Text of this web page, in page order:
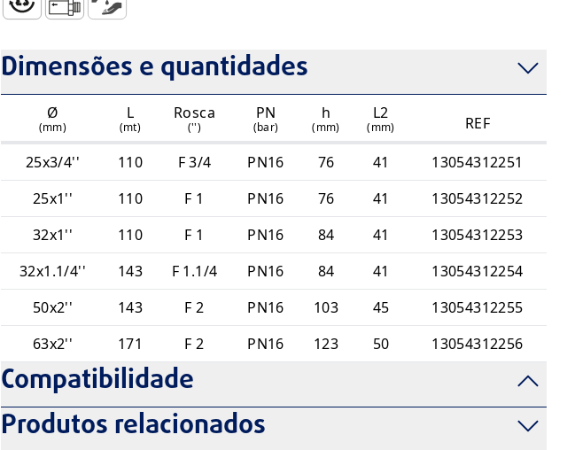
Dimensões e quantidades
Ø
(mm)
L
(mt)
Rosca
('')
PN
(bar)
h
(mm)
L2
(mm)
REF
25x3/4''
110 F 3/4 PN16 76 41
13054312251
25x1''
110 F 1 PN16 76 41
13054312252
32x1''
110 F 1 PN16 84 41
13054312253
32x1.1/4''
143 F 1.1/4 PN16 84 41
13054312254
50x2''
143 F 2 PN16 103 45
13054312255
63x2''
171 F 2 PN16 123 50 13054312256
Compatibilidade
Produtos relacionados